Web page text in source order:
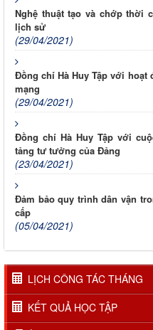
Nghệ thuật tạo và chớp thời
lịch sử
(29/04/2021)
Đồng chí Hà Huy Tập với hoạt
mạng
(29/04/2021)
Đồng chí Hà Huy Tập với
tảng tư tưởng của Đảng
(23/04/2021)
Đảm bảo quy trình dân vận
cấp
(05/04/2021)
LỊCH CÔNG TÁC THÁNG
KẾT QUẢ HỌC TẬP